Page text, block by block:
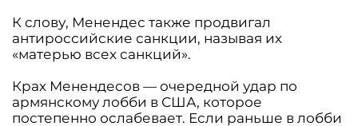
К слову, Менендес также продвигал
антироссийские санкции, называя их
«матерью всех санкций».
Крах Менендесов — очередной удар по
армянскому лобби в США, которое
постепенно ослабевает. Если раньше в лобби